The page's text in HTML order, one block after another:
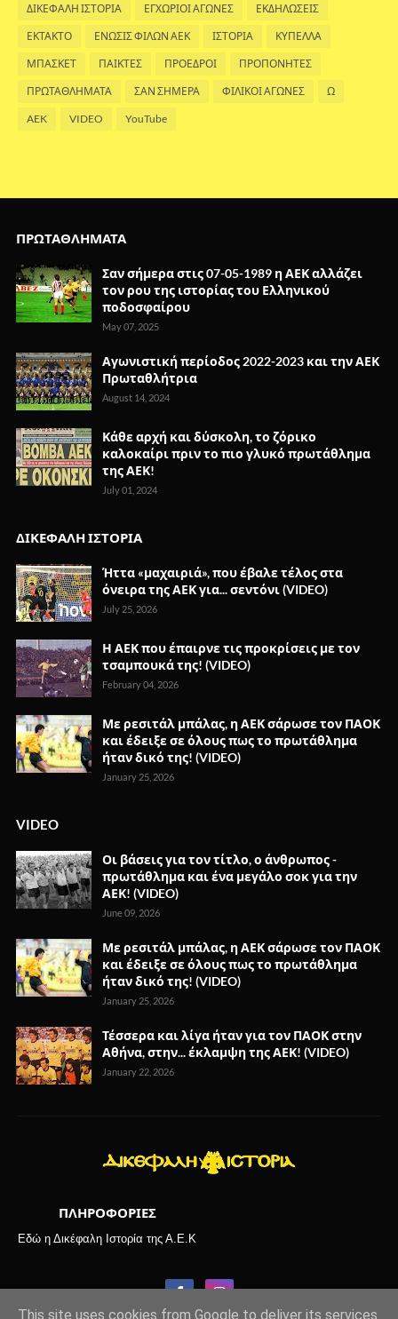
ΔΙΚΕΦΑΛΗ ΙΣΤΟΡΙΑ ΕΓΧΩΡΙΟΙ ΑΓΩΝΕΣ ΕΚΔΗΛΩΣΕΙΣ
ΕΚΤΑΚΤΟ ΕΝΩΣΙΣ ΦΙΛΩΝ ΑΕΚ ΙΣΤΟΡΙΑ ΚΥΠΕΛΛΑ
ΜΠΑΣΚΕΤ ΠΑΙΚΤΕΣ ΠΡΟΕΔΡΟΙ ΠΡΟΠΟΝΗΤΕΣ
ΠΡΩΤΑΘΛΗΜΑΤΑ ΣΑΝ ΣΗΜΕΡΑ ΦΙΛΙΚΟΙ ΑΓΩΝΕΣ Ω
AEK VIDEO YouTube
ΠΡΩΤΑΘΛΗΜΑΤΑ
Σαν σήμερα στις 07-05-1989 η ΑΕΚ αλλάζει
τον ρου της ιστορίας του Ελληνικού
ποδοσφαίρου
May 07, 2025
Αγωνιστική περίοδος 2022-2023 και την ΑΕΚ
Πρωταθλήτρια
August 14, 2024
Κάθε αρχή και δύσκολη, το ζόρικο
καλοκαίρι πριν το πιο γλυκό πρωτάθλημα
της ΑΕΚ!
July 01, 2024
ΔΙΚΕΦΑΛΗ ΙΣΤΟΡΙΑ
Ήττα «μαχαιριά», που έβαλε τέλος στα
όνειρα της ΑΕΚ για... σεντόνι (VIDEO)
July 25, 2026
Η ΑΕΚ που έπαιρνε τις προκρίσεις με τον
τσαμπουκά της! (VIDEO)
February 04, 2026
Με ρεσιτάλ μπάλας, η ΑΕΚ σάρωσε τον ΠΑΟΚ
και έδειξε σε όλους πως το πρωτάθλημα
ήταν δικό της! (VIDEO)
January 25, 2026
VIDEO
Οι βάσεις για τον τίτλο, ο άνθρωπος -
πρωτάθλημα και ένα μεγάλο σοκ για την
ΑΕΚ! (VIDEO)
June 09, 2026
Με ρεσιτάλ μπάλας, η ΑΕΚ σάρωσε τον ΠΑΟΚ
και έδειξε σε όλους πως το πρωτάθλημα
ήταν δικό της! (VIDEO)
January 25, 2026
Τέσσερα και λίγα ήταν για τον ΠΑΟΚ στην
Αθήνα, στην... έκλαμψη της ΑΕΚ! (VIDEO)
January 22, 2026
ΠΛΗΡΟΦΟΡΙΕΣ
Εδώ η Δικέφαλη Ιστορία της Α.Ε.Κ
This site uses cookies from Google to deliver its services